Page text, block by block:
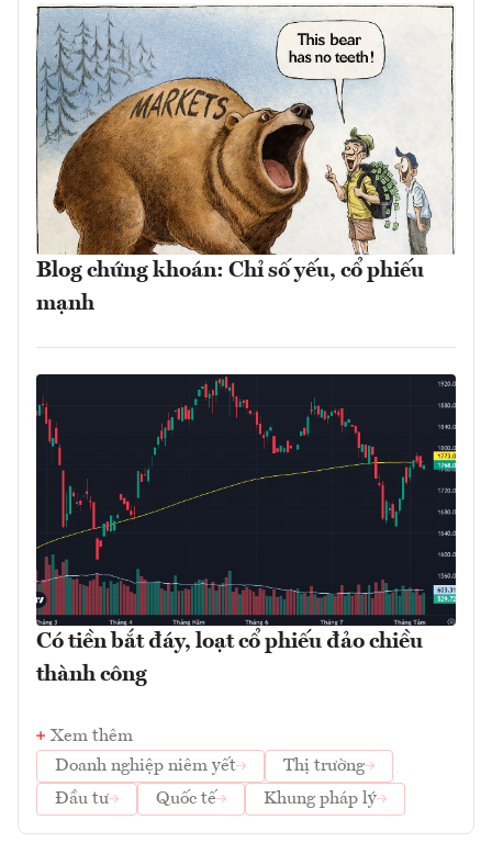
Blog chứng khoán: Chỉ số yếu, cổ phiếu
mạnh
Có tiền bắt đáy, loạt cổ phiếu đảo chiều
thành công
Xem thêm
Doanh nghiệp niêm yết
Thị trường
Đầu tư
Quốc tế Khung pháp lý